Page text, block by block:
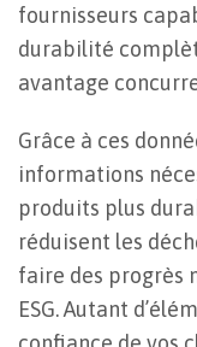
fournisseurs
durabilité
avantage
Grâce à ces
informations
produits plus
réduisent les
faire des progrès
ESG. Autant